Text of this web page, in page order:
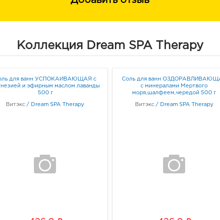
Экстракт ламинарии укрепляет
улучшает процессы кожного
тонизирует и укрепляет кожу,
дарит гладкость и шелковистость.
Всего 20-25 минут в ванне с солью
избавиться от нежелательных
Коллекция Dream SPA Therapy
для ванн УСПОКАИВАЮЩАЯ с
и эфирным маслом лаванды
500 г
Витэкс / Dream SPA Therapy
Соль для ванн
с минералами Мертвого
моря,шалфеем,чередой 500 г
Витэкс / Dream SPA Therapy